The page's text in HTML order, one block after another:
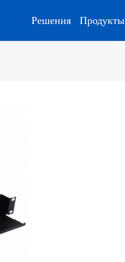
Решения Продукты